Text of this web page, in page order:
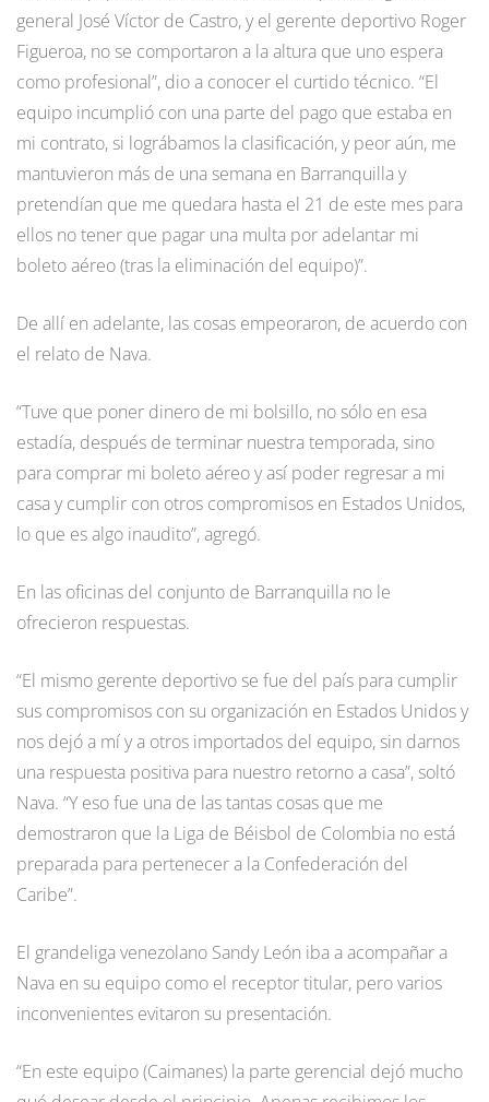
general José Víctor de Castro, y el gerente deportivo Roger
Figueroa, no se comportaron a la altura que uno espera
como profesional”, dio a conocer el curtido técnico. “El
equipo incumplió con una parte del pago que estaba en
mi contrato, si lográbamos la clasificación, y peor aún, me
mantuvieron más de una semana en Barranquilla y
pretendían que me quedara hasta el 21 de este mes para
ellos no tener que pagar una multa por adelantar mi
boleto aéreo (tras la eliminación del equipo)”.
De allí en adelante, las cosas empeoraron, de acuerdo con
el relato de Nava.
“Tuve que poner dinero de mi bolsillo, no sólo en esa
estadía, después de terminar nuestra temporada, sino
para comprar mi boleto aéreo y así poder regresar a mi
casa y cumplir con otros compromisos en Estados Unidos,
lo que es algo inaudito”, agregó.
En las oficinas del conjunto de Barranquilla no le
ofrecieron respuestas.
“El mismo gerente deportivo se fue del país para cumplir
sus compromisos con su organización en Estados Unidos y
nos dejó a mí y a otros importados del equipo, sin darnos
una respuesta positiva para nuestro retorno a casa”, soltó
Nava. “Y eso fue una de las tantas cosas que me
demostraron que la Liga de Béisbol de Colombia no está
preparada para pertenecer a la Confederación del
Caribe”.
El grandeliga venezolano Sandy León iba a acompañar a
Nava en su equipo como el receptor titular, pero varios
inconvenientes evitaron su presentación.
“En este equipo (Caimanes) la parte gerencial dejó mucho